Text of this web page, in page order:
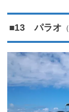
■13 パラオ （